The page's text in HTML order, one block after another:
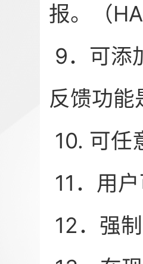
报。（
9．可添
反馈功
10. 可任
11．用
12．强